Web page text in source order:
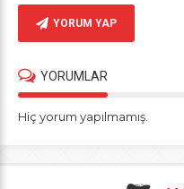
YORUM YAP
YORUMLAR
Hiç yorum yapılmamış.